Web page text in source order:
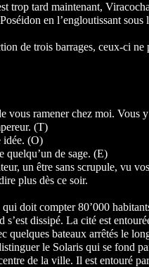
trop tard maintenant,
en l’engloutissant
de trois barrages, ceux-ci
vous ramener chez moi. Vous
(T)
idée. (O)
quelqu’un de sage. (E)
un être sans scrupule, vu
plus dès ce soir.
doit compter 80’000
dissipé. La cité est
quelques bateaux arrêtés le
le Solaris qui se fond
de la ville. Il est entouré